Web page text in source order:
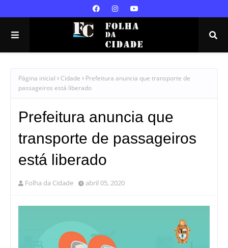
Página inicial Cidade
Prefeitura anuncia que transporte de
passageiros está liberado
Prefeitura anuncia que
transporte de passageiros
está liberado
Folha da Cidade abril 05, 2020